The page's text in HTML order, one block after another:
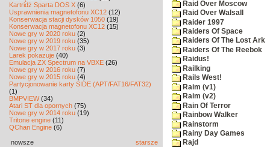
Kartridż Sparta DOS X (6)
Usprawnienia magnetofonu XC12 (12)
Konserwacja stacji dysków 1050 (19)
Konserwacja magnetofonu XC12 (15)
Nowe gry w 2020 roku (2)
Nowe gry w 2019 roku (35)
Nowe gry w 2017 roku (3)
Larek pokazuje (40)
Emulacja ZX Spectrum na VBXE (26)
Nowe gry w 2016 roku (7)
Nowe gry w 2015 roku (4)
Partycjonowanie karty SIDE (APT/FAT16/FAT32)
(1)
BMPVIEW(34)
Atari ST dla opornych (75)
Nowe gry w 2014 roku (19)
Tritone engine (11)
QChan Engine (6)
nowsze starsze
Raid Over Moscow
Raid Over Walsall
Raider 1997
Raiders Of Space
Raiders Of The Lost Ark
Raiders Of The Reebok
Raidus!
Railking
Rails West!
Raim (v1)
Raim (v2)
Rain Of Terror
Rainbow Walker
Rainstorm
Rainy Day Games
Rajd